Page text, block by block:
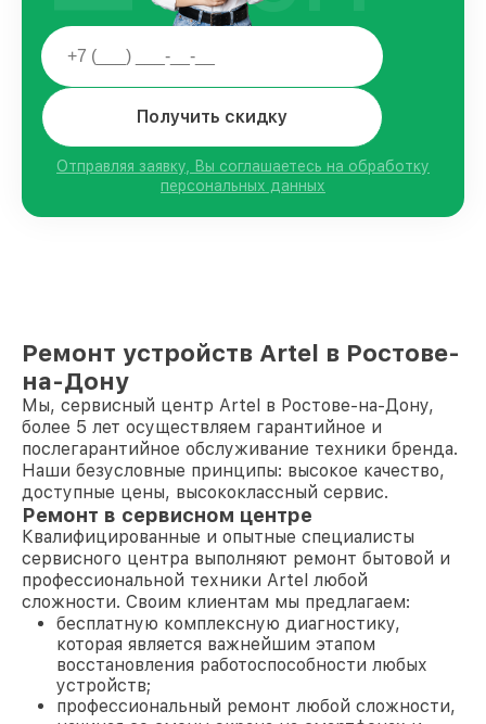
Получить скидку
Отправляя заявку, Вы соглашаетесь на обработку
персональных данных
Ремонт устройств Artel в Ростове-
на-Дону
Мы, сервисный центр Artel в Ростове-на-Дону,
более 5 лет осуществляем гарантийное и
послегарантийное обслуживание техники бренда.
Наши безусловные принципы: высокое качество,
доступные цены, высококлассный сервис.
Ремонт в сервисном центре
Квалифицированные и опытные специалисты
сервисного центра выполняют ремонт бытовой и
профессиональной техники Artel любой
сложности. Своим клиентам мы предлагаем:
бесплатную комплексную диагностику,
которая является важнейшим этапом
восстановления работоспособности любых
устройств;
профессиональный ремонт любой сложности,